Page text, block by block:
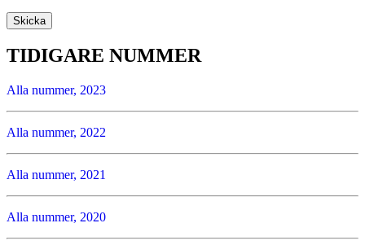
TIDIGARE NUMMER
Alla nummer, 2023
Alla nummer, 2022
Alla nummer, 2021
Alla nummer, 2020